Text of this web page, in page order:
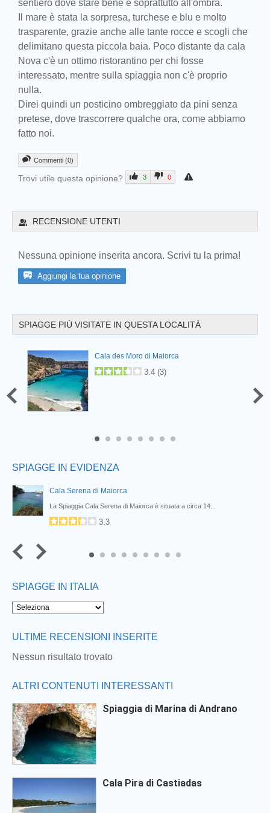
sentiero dove stare bene e soprattutto all'ombra.
Il mare è stata la sorpresa, turchese e blu e molto
trasparente, grazie anche alle tante rocce e scogli che
delimitano questa piccola baia. Poco distante da cala
Nova c'è un ottimo ristorantino per chi fosse
interessato, mentre sulla spiaggia non c'è proprio
nulla.
Direi quindi un posticino ombreggiato da pini senza
pretese, dove trascorrere qualche ora, come abbiamo
fatto noi.
Commenti (0)
Trovi utile questa opinione? 3 0
RECENSIONE UTENTI
Nessuna opinione inserita ancora. Scrivi tu la prima!
Aggiungi la tua opinione
SPIAGGE PIÙ VISITATE IN QUESTA LOCALITÀ
Cala des Moro di Maiorca
3.4 (3)
SPIAGGE IN EVIDENZA
Cala Serena di Maiorca
La Spiaggia Cala Serena di Maiorca è situata a circa 14...
3.3
Prev
8
SPIAGGE IN ITALIA
ULTIME RECENSIONI INSERITE
Nessun risultato trovato
ALTRI CONTENUTI INTERESSANTI
Spiaggia di Marina di Andrano
Cala Pira di Castiadas